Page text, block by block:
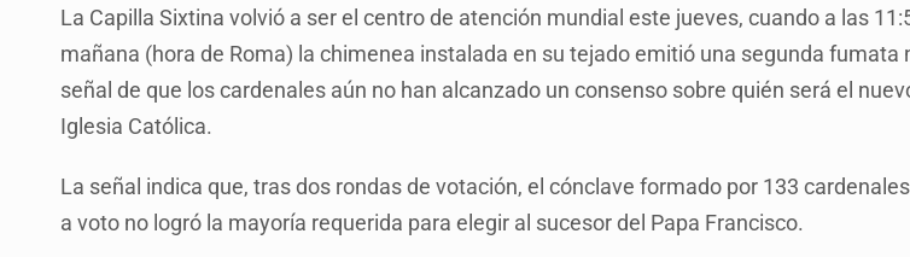
La Capilla Sixtina volvió a ser el centro de atención mundial este jueves, cuando a las
mañana (hora de Roma) la chimenea instalada en su tejado emitió una segunda fumata
señal de que los cardenales aún no han alcanzado un consenso sobre quién será el
Iglesia Católica.
La señal indica que, tras dos rondas de votación, el cónclave formado por 133
a voto no logró la mayoría requerida para elegir al sucesor del Papa Francisco.